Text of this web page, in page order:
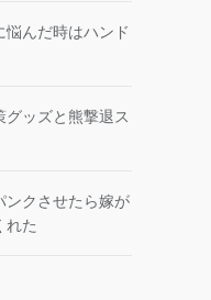
悩んだ時はハンド
ッズと熊撃退ス
ンクさせたら嫁が
れた